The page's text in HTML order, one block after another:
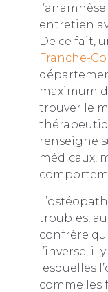
entretien
De ce fait,
Franche-
maximum
trouver le
renseigne
médicaux,
troubles,
confrère
l’inverse, il
lesquelles
comme les